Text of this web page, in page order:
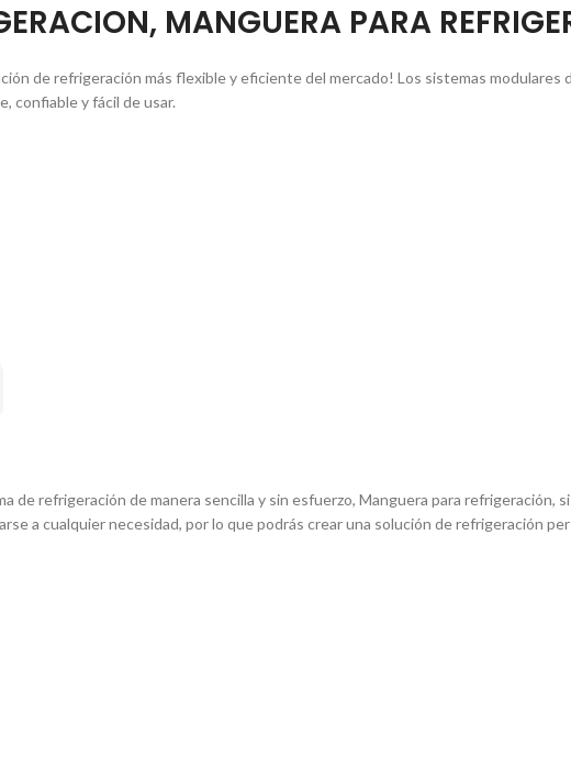
MANGUERA PARA
de refrigeración más flexible y eficiente del mercado! Los sistemas
confiable y fácil de usar.
refrigeración de manera sencilla y sin esfuerzo, Manguera para refrigeración,
a cualquier necesidad, por lo que podrás crear una solución de refrigeración